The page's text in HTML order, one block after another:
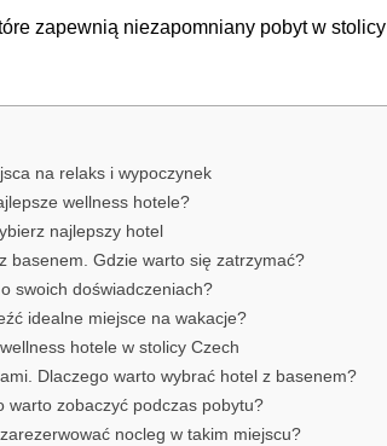
zapewnią niezapomniany pobyt w stolicy
na relaks i wypoczynek
wellness hotele?
najlepszy hotel
basenem. Gdzie warto się zatrzymać?
swoich doświadczeniach?
idealne miejsce na wakacje?
hotele w stolicy Czech
Dlaczego warto wybrać hotel z basenem?
warto zobaczyć podczas pobytu?
nocleg w takim miejscu?